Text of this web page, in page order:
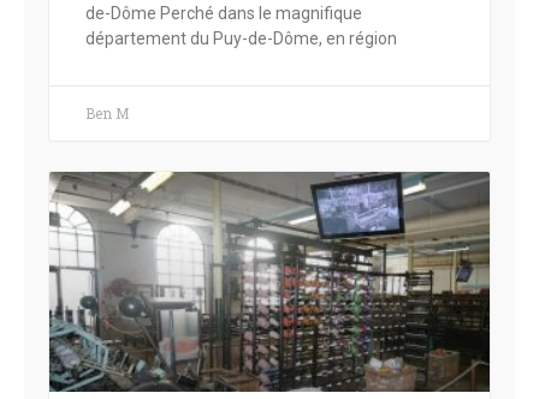
de-Dôme Perché dans le magnifique
département du Puy-de-Dôme, en région
Ben M